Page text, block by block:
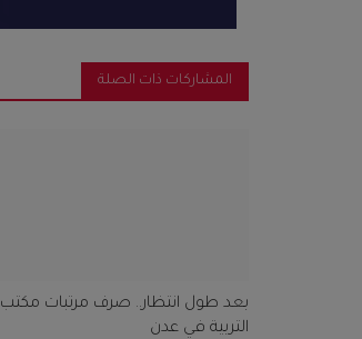
المشاركات ذات الصلة
بعد طول انتظار.. صرف مرتبات مكتب
التربية في عدن